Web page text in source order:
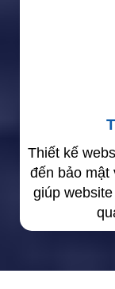
Thiết kế
đến bảo mật
giúp